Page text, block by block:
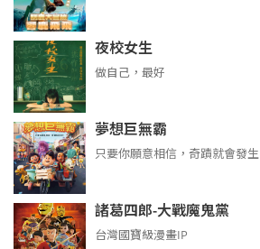
夜校女生
做自己，最好
夢想巨無霸
只要你願意相信，奇蹟就會發生
諸葛四郎-大戰魔鬼黨
台灣國寶級漫畫IP